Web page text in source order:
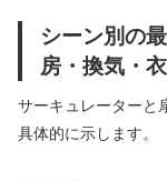
シーン別の
房・換気・
サーキュレーターと
具体的に示します。